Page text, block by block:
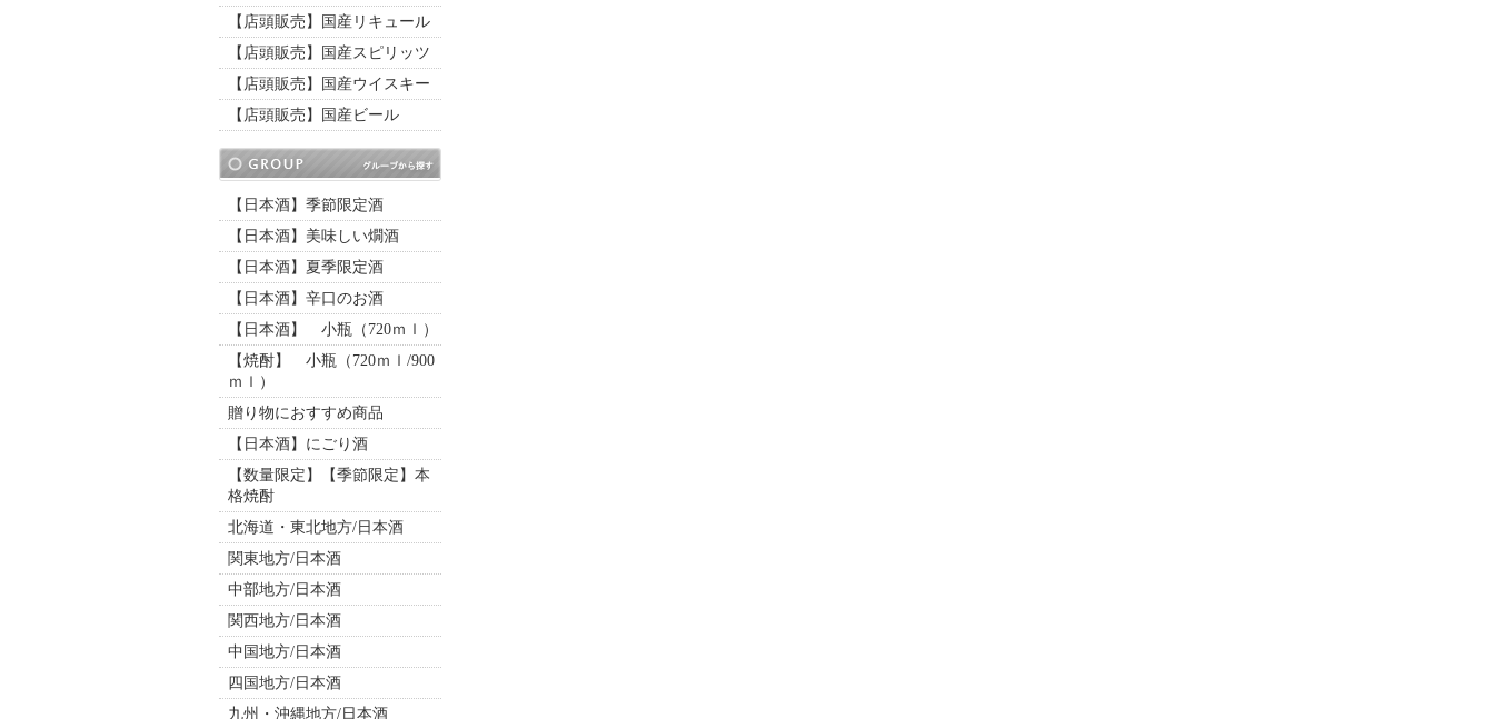
【店頭販売】国産リキュール
【店頭販売】国産スピリッツ
【店頭販売】国産ウイスキー
【店頭販売】国産ビール
【日本酒】季節限定酒
【日本酒】美味しい燗酒
【日本酒】夏季限定酒
【日本酒】辛口のお酒
【日本酒】 小瓶（720ｍｌ）
【焼酎】 小瓶（720ｍｌ/900
ｍｌ）
贈り物におすすめ商品
【日本酒】にごり酒
【数量限定】【季節限定】本
格焼酎
北海道・東北地方/日本酒
関東地方/日本酒
中部地方/日本酒
関西地方/日本酒
中国地方/日本酒
四国地方/日本酒
九州・沖縄地方/日本酒